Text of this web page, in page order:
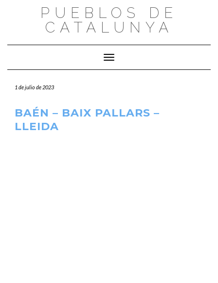
PUEBLOS DE
CATALUNYA
Cambiar modo de navegación
1 de julio de 2023
BAÉN – BAIX PALLARS –
LLEIDA